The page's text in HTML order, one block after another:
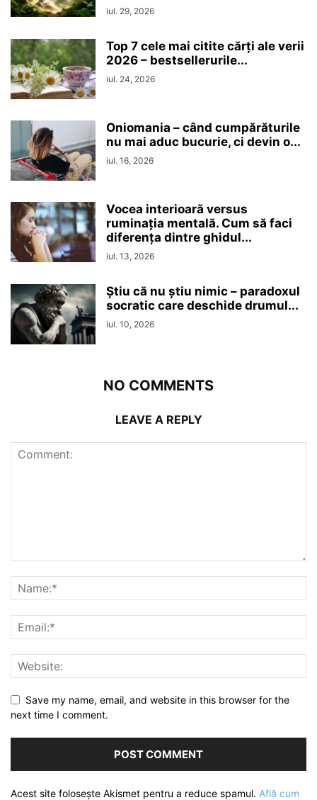
iul. 29, 2026
Top 7 cele mai citite cărți ale verii
2026 – bestsellerurile...
iul. 24, 2026
Oniomania – când cumpărăturile
nu mai aduc bucurie, ci devin o...
iul. 16, 2026
Vocea interioară versus
ruminaţia mentală. Cum să faci
diferența dintre ghidul...
iul. 13, 2026
Ştiu că nu ştiu nimic – paradoxul
socratic care deschide drumul...
iul. 10, 2026
NO COMMENTS
LEAVE A REPLY
Save my name, email, and website in this browser for the
next time I comment.
Acest site folosește Akismet pentru a reduce spamul. Află cum